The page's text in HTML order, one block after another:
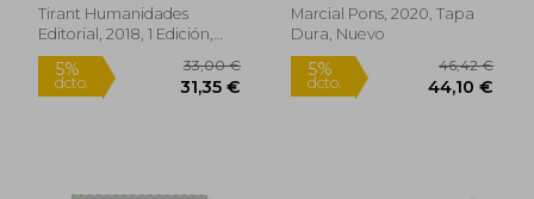
Tirant Humanidades
Editorial, 2018, 1 Edición,
Tapa Blanda, Nuevo
Marcial Pons, 2020, Tapa
Dura, Nuevo